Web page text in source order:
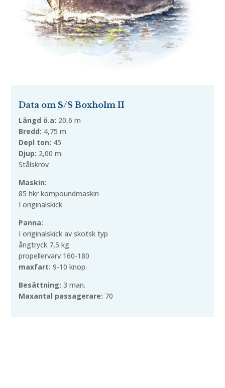
Data om S/S Boxholm II
Längd ö.a: 20,6 m
Bredd: 4,75 m
Depl ton: 45
Djup: 2,00 m.
Stålskrov
Maskin:
85 hkr kompoundmaskin
I originalskick
Panna:
I originalskick av skotsk typ
ångtryck 7,5 kg
propellervarv 160-180
maxfart: 9-10 knop.
Besättning: 3 man.
Maxantal passagerare: 70